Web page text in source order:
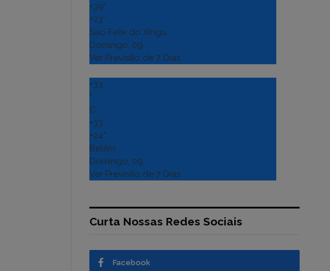
+39°
+23°
Sao Felix do Xingu
Domingo, 09
Ver Previsão de 7 Dias
+33
°
C
+33°
+24°
Belém
Domingo, 09
Ver Previsão de 7 Dias
Curta Nossas Redes Sociais
Facebook